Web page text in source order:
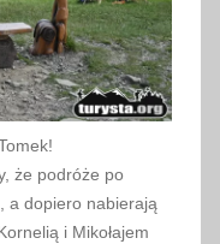
że podróże po
a dopiero nabierają
i Mikołajem